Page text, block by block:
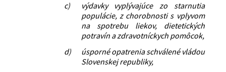
c)
výdavky vyplývajúce zo starnutia
populácie, z chorobnosti s vplyvom
na spotrebu liekov, dietetických
potravín a zdravotníckych pomôcok,
d)
úsporné opatrenia schválené vládou
Slovenskej republiky,